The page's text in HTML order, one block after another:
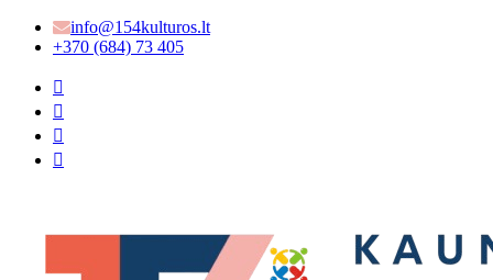
info@154kulturos.lt
+370 (684) 73 405